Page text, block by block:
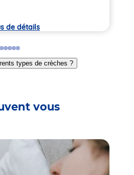
de détails
Go
to
slide
Go
to
slide
Go
to
slide
Go
to
slide
Go
to
slide
types de crèches ?
vous